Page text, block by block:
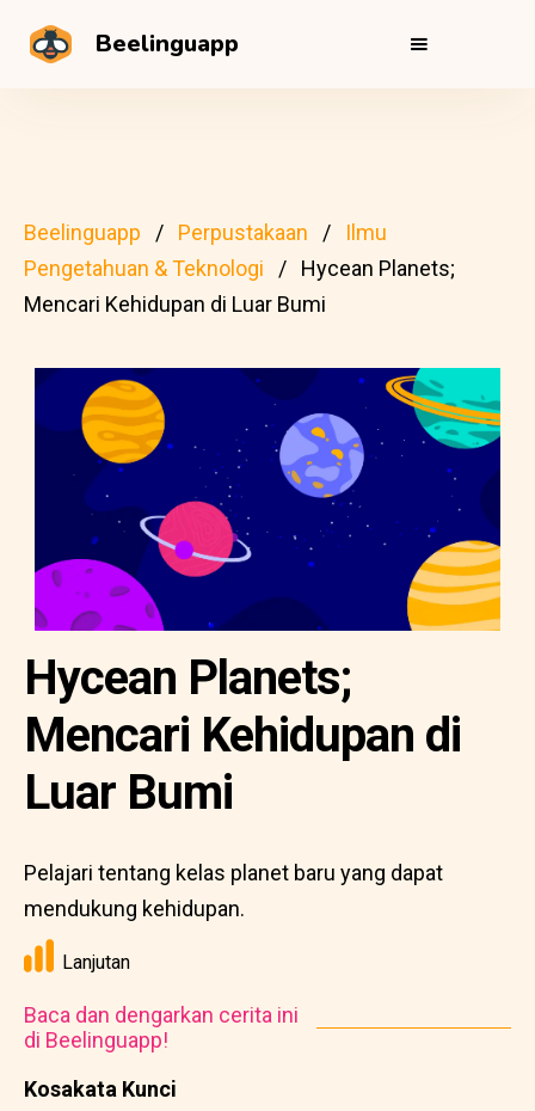
Beelinguapp
Beelinguapp Perpustakaan
Ilmu
Pengetahuan & Teknologi
Hycean Planets;
Mencari Kehidupan di Luar Bumi
Kosakata Kunci
Hycean Planets;
Mencari Kehidupan di
Luar Bumi
Pelajari tentang kelas planet baru yang dapat
mendukung kehidupan.
Lanjutan
Baca dan dengarkan cerita ini
di Beelinguapp!